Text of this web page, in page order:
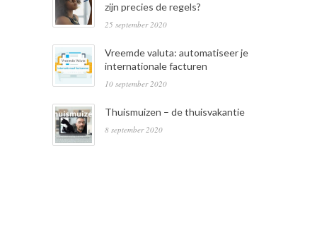
zijn precies de regels?
25 september 2020
Vreemde valuta: automatiseer je
internationale facturen
10 september 2020
Thuismuizen – de thuisvakantie
8 september 2020